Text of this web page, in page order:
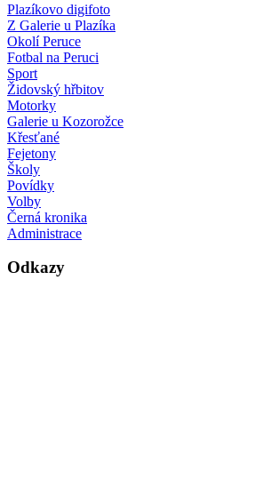
Plazíkovo digifoto
Z Galerie u Plazíka
Okolí Peruce
Fotbal na Peruci
Sport
Židovský hřbitov
Motorky
Galerie u Kozorožce
Křesťané
Fejetony
Školy
Povídky
Volby
Černá kronika
Administrace
Odkazy